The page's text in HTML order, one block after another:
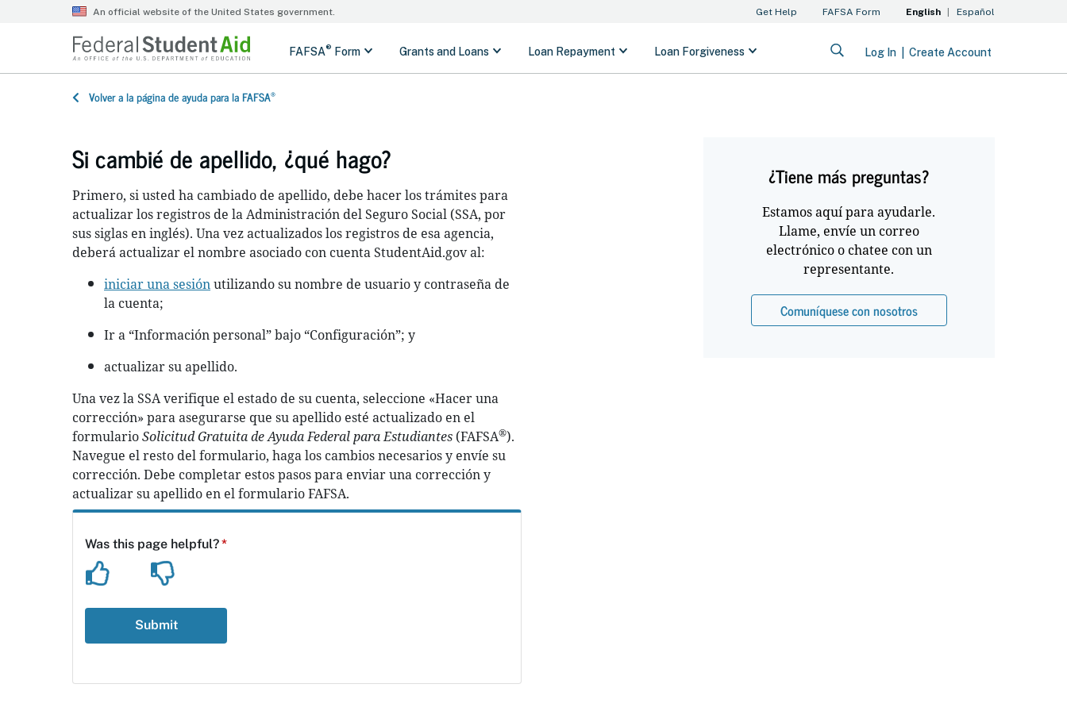
Volver a la página de ayuda para la FAFSA®
Si cambié de apellido, ¿qué hago?
Primero, si usted ha cambiado de apellido, debe hacer los trámites para
actualizar los registros de la Administración del Seguro Social (SSA, por
sus siglas en inglés). Una vez actualizados los registros de esa agencia,
deberá actualizar el nombre asociado con cuenta StudentAid.gov al:
iniciar una sesiónutilizando su nombre de usuario y contraseña de
la cuenta;
Ir a “Información personal” bajo “Configuración”; y
actualizar su apellido.
Una vez la SSA verifique el estado de su cuenta, seleccione «Hacer una
corrección» para asegurarse que su apellido esté actualizado en el
formularioSolicitud Gratuita de Ayuda Federal para Estudiantes (FAFSA®).
Navegue el resto del formulario, haga los cambios necesarios y envíe su
corrección. Debe completar estos pasos para enviar una corrección y
actualizar su apellido en el formulario FAFSA.
¿Tiene más preguntas?
Estamos aquí para ayudarle.
Llame, envíe un correo
electrónico o chatee con un
representante.
Comuníquese con nosotros